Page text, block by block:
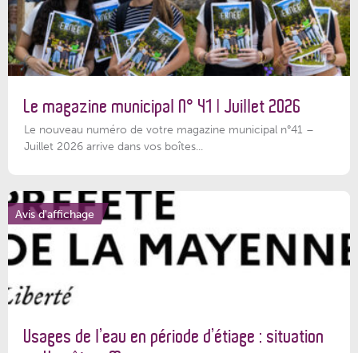
Le magazine municipal N° 41 | Juillet 2026
Le nouveau numéro de votre magazine municipal n°41 –
Juillet 2026 arrive dans vos boîtes...
Avis d'affichage
Usages de l’eau en période d’étiage : situation